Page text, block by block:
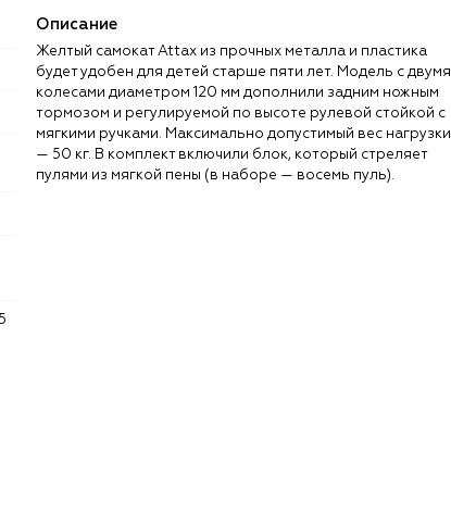
Описание
Желтый самокат Attax из прочных металла и пластика
будет удобен для детей старше пяти лет. Модель с двумя
колесами диаметром 120 мм дополнили задним ножным
тормозом и регулируемой по высоте рулевой стойкой с
мягкими ручками. Максимально допустимый вес нагрузки
— 50 кг. В комплект включили блок, который стреляет
пулями из мягкой пены (в наборе — восемь пуль).